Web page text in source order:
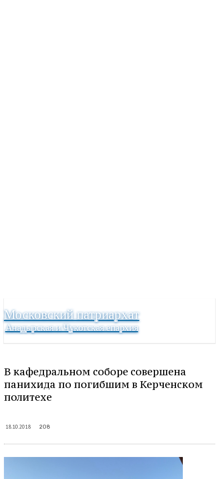
Московский патриархат
Анадырская и Чукотская епархия
В кафедральном соборе совершена
панихида по погибшим в Керченском
политехе
18.10.2018 208